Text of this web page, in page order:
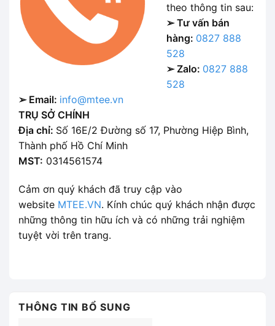
theo thông tin sau:
➢ Tư vấn bán
hàng: 0827 888
528
➢ Zalo: 0827 888
528
➢ Email: info@mtee.vn
TRỤ SỞ CHÍNH
Địa chỉ: Số 16E/2 Đường số 17, Phường Hiệp Bình,
Thành phố Hồ Chí Minh
MST: 0314561574
Cảm ơn quý khách đã truy cập vào
website MTEE.VN. Kính chúc quý khách nhận được
những thông tin hữu ích và có những trải nghiệm
tuyệt vời trên trang.
THÔNG TIN BỔ SUNG